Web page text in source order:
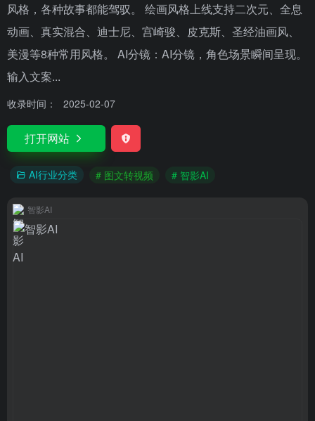
风格，各种故事都能驾驭。 绘画风格上线支持二次元、全息
动画、真实混合、迪士尼、宫崎骏、皮克斯、圣经油画风、
美漫等8种常用风格。 AI分镜：AI分镜，角色场景瞬间呈现。
输入文案...
收录时间： 2025-02-07
打开网站
AI行业分类 # 图文转视频 # 智影AI
智影AI